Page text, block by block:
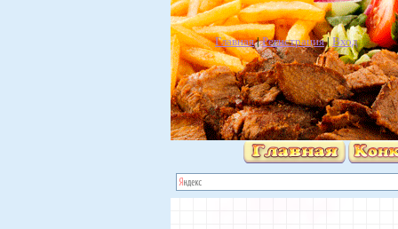
Главная|Регистрация|Вход